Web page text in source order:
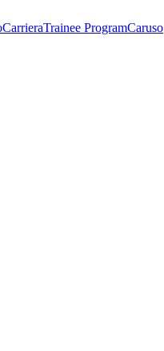
CarrieraTrainee ProgramCaruso